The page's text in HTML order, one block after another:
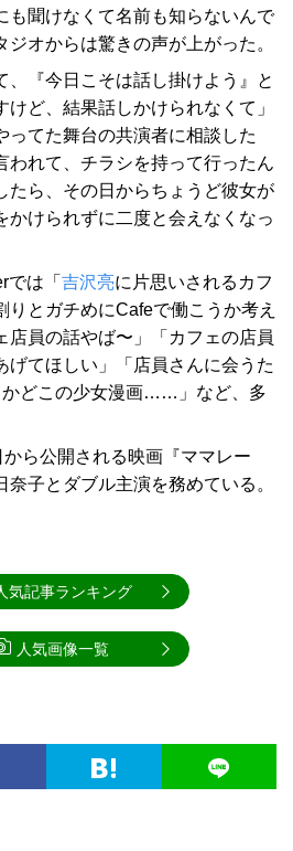
も聞けなくて名前も知らないんで
オからは驚きの声が上がった。
、『今日こそは話し掛けよう』と
ど、結果話しかけられなくて」
ってた舞台の共演者に相談した
われて、チラシを持って行ったん
たら、その日からちょうど彼女が
かけられずに二度と会えなくなっ
では「 吉沢亮に片思いされるカフ
りとガチめにCafeで働こうか考え
店員の話やば〜」「カフェの店員
げてほしい」「店員さんに会うた
かどこの少女漫画……」など、多
ら公開される映画『ママレー
奈子とダブル主演を務めている。
気記事ランキング
人気画像一覧